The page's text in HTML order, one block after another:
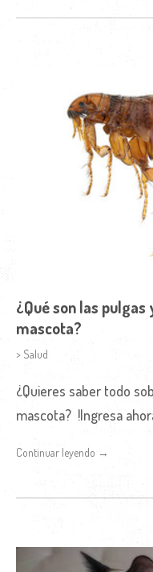
¿Qué son las
mascota?
> Salud
¿Quieres saber todo
mascota? !Ingresa
Continuar leyendo →